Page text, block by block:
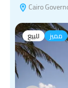
Cairo
للبيع مميز